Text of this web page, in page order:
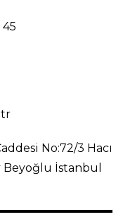
45
No:72/3 Hacı
İstanbul